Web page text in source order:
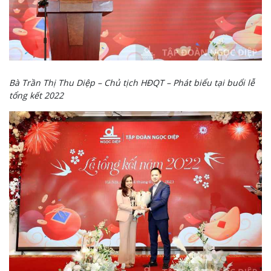
Bà Trần Thị Thu Diệp – Chủ tịch HĐQT – Phát biểu tại buổi lễ
tổng kết 2022